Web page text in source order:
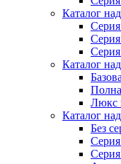
Каталог
Каталог
Люкс
Каталог
Без